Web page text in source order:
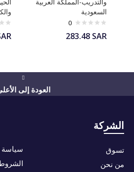
السعودية
0
283.48 SAR
العودة إلى
الشركة
تسوق
من نحن
سياسة